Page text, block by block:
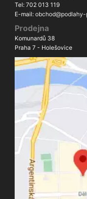
Tel: 702 013 119
E-mail:
Prodejna
Komunardů 38
Praha 7 - Holešovice